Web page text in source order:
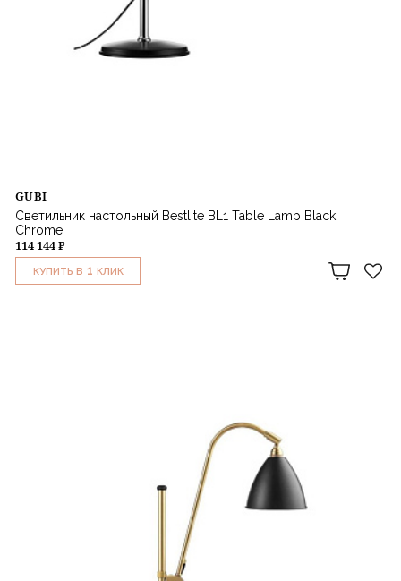
GUBI
Светильник настольный Bestlite BL1 Table Lamp Black
Chrome
114 144 ₽
КУПИТЬ В 1 КЛИК